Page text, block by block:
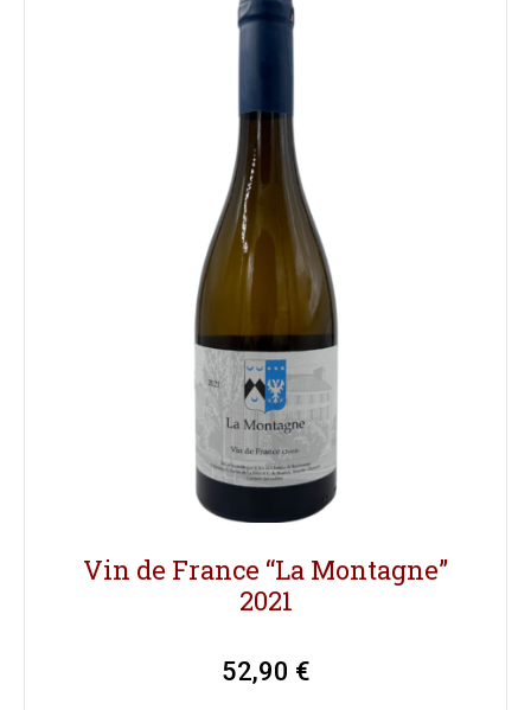
Vin de France “La Montagne”
2021
52,90 €